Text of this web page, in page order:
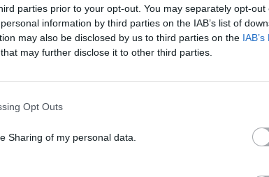
parties prior to your opt-out. You may separately opt-out
information by third parties on the IAB’s list of
may also be disclosed by us to third parties on the
that may further disclose it to other third parties.
Opt Outs
Sharing of my personal data.
o Gabinete Médico-Legal de Beja.
do Guadiana, no concelho de
regional de Emergência e
auxiliados por sete